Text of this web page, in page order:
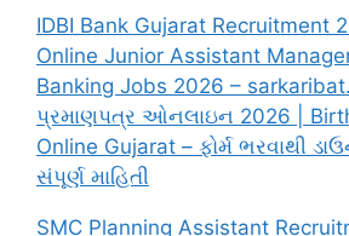
IDBI Bank Gujarat Recruitment
Online Junior Assistant
Banking Jobs 2026 –
પ્રમાણપત્ર ઓનલાઇન 2026 |
Online Gujarat – ફોર્મ ભરવાથી
સંપૂર્ણ માહિતી
SMC Planning Assistant